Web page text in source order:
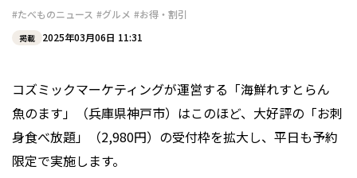
#たべものニュース #グルメ #お得・割引
掲載 2025年03月06日 11:31
コズミックマーケティングが運営する「海鮮れすとらん
魚のます」（兵庫県神戸市）はこのほど、大好評の「お刺
身食べ放題」（2,980円）の受付枠を拡大し、平日も予約
限定で実施します。